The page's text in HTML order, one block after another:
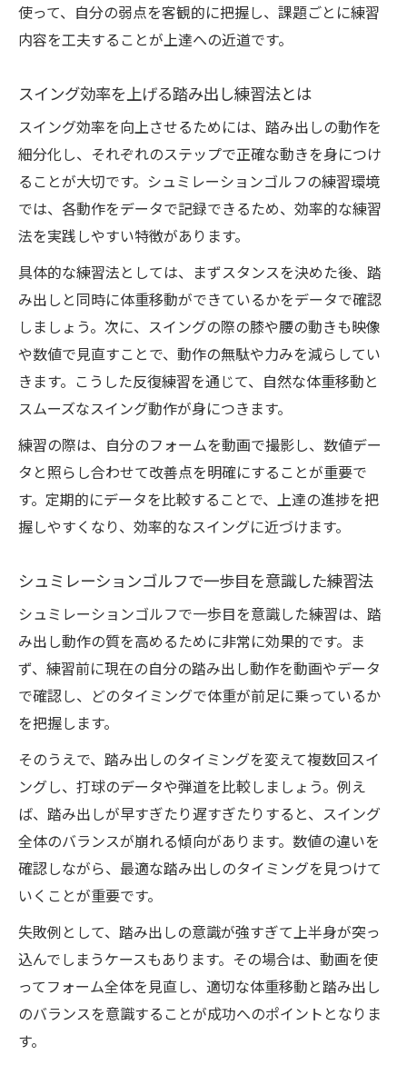
使って、自分の弱点を客観的に把握し、課題ごとに練習
内容を工夫することが上達への近道です。
スイング効率を上げる踏み出し練習法とは
スイング効率を向上させるためには、踏み出しの動作を
細分化し、それぞれのステップで正確な動きを身につけ
ることが大切です。シュミレーションゴルフの練習環境
では、各動作をデータで記録できるため、効率的な練習
法を実践しやすい特徴があります。
具体的な練習法としては、まずスタンスを決めた後、踏
み出しと同時に体重移動ができているかをデータで確認
しましょう。次に、スイングの際の膝や腰の動きも映像
や数値で見直すことで、動作の無駄や力みを減らしてい
きます。こうした反復練習を通じて、自然な体重移動と
スムーズなスイング動作が身につきます。
練習の際は、自分のフォームを動画で撮影し、数値デー
タと照らし合わせて改善点を明確にすることが重要で
す。定期的にデータを比較することで、上達の進捗を把
握しやすくなり、効率的なスイングに近づけます。
シュミレーションゴルフで一歩目を意識した練習法
シュミレーションゴルフで一歩目を意識した練習は、踏
み出し動作の質を高めるために非常に効果的です。ま
ず、練習前に現在の自分の踏み出し動作を動画やデータ
で確認し、どのタイミングで体重が前足に乗っているか
を把握します。
そのうえで、踏み出しのタイミングを変えて複数回スイ
ングし、打球のデータや弾道を比較しましょう。例え
ば、踏み出しが早すぎたり遅すぎたりすると、スイング
全体のバランスが崩れる傾向があります。数値の違いを
確認しながら、最適な踏み出しのタイミングを見つけて
いくことが重要です。
失敗例として、踏み出しの意識が強すぎて上半身が突っ
込んでしまうケースもあります。その場合は、動画を使
ってフォーム全体を見直し、適切な体重移動と踏み出し
のバランスを意識することが成功へのポイントとなりま
す。